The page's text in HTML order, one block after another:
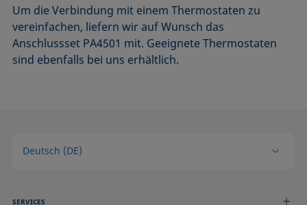
Um die Verbindung mit einem Thermostaten zu
vereinfachen, liefern wir auf Wunsch das
Anschlussset PA4501 mit. Geeignete Thermostaten
sind ebenfalls bei uns erhältlich.
Deutsch (DE)
SERVICES